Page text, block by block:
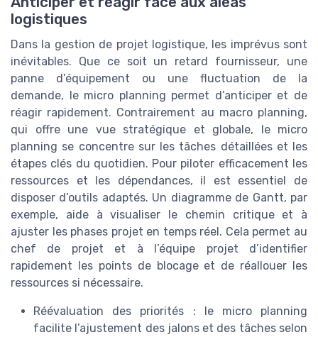
logistiques
Dans la gestion de projet logistique, les imprévus sont
inévitables. Que ce soit un retard fournisseur, une
panne d’équipement ou une fluctuation de la
demande, le micro planning permet d’anticiper et de
réagir rapidement. Contrairement au macro planning,
qui offre une vue stratégique et globale, le micro
planning se concentre sur les tâches détaillées et les
étapes clés du quotidien. Pour piloter efficacement les
ressources et les dépendances, il est essentiel de
disposer d’outils adaptés. Un diagramme de Gantt, par
exemple, aide à visualiser le chemin critique et à
ajuster les phases projet en temps réel. Cela permet au
chef de projet et à l’équipe projet d’identifier
rapidement les points de blocage et de réallouer les
ressources si nécessaire.
Réévaluation des priorités : le micro planning
facilite l’ajustement des jalons et des tâches selon